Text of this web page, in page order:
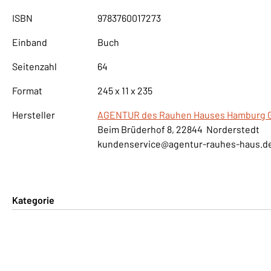
ISBN 9783760017273
Einband Buch
Seitenzahl 64
Format 245 x 11 x 235
Hersteller
AGENTUR des Rauhen Hauses Hamburg
Beim Brüderhof 8, 22844 Norderstedt
kundenservice@agentur-rauhes-
Kategorie